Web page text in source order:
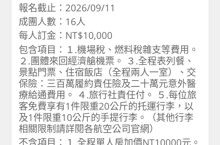
報名截止：2026/09/11
成團人數：16人
每人訂金：NT$10,000
包含項目：１.機場稅、燃料稅雜支等費用。
２.團體來回經濟艙機票。 ３.全程表列餐、
景點門票、住宿飯店（全程兩人一室）、交
保險：三百萬履約責任險及二十萬元意外醫
療給通費用。 ４.旅行社責任付。 ５.每位旅
客免費享有1件限重20公斤的托運行李，以
及1件限重10公斤的手提行李。（其他行李
相關限制請詳閱各航空公司官網）
不含項目：１.全程單人房加價NT10000元。